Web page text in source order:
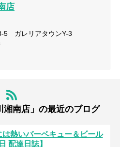
店
5 ガレリアタウンY-3
南店」の最近のブログ
は熱いバーベキュー＆ビール
配達日誌】